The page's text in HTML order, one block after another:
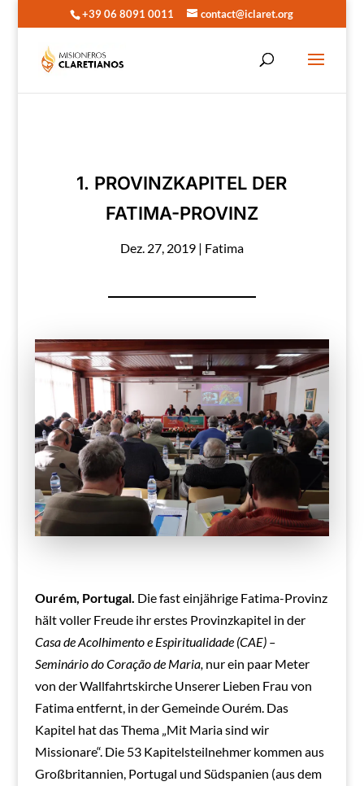
+39 06 8091 0011 contact@iclaret.org
1. PROVINZKAPITEL DER
FATIMA-PROVINZ
Dez. 27, 2019| Fatima
Ourém, Portugal. Die fast einjährige Fatima-Provinz
hält voller Freude ihr erstes Provinzkapitel in der
Casa de Acolhimento e Espiritualidade (CAE) –
Seminário do Coração de Maria, nur ein paar Meter
von der Wallfahrtskirche Unserer Lieben Frau von
Fatima entfernt, in der Gemeinde Ourém. Das
Kapitel hat das Thema „Mit Maria sind wir
Missionare“. Die 53 Kapitelsteilnehmer kommen aus
Großbritannien, Portugal und Südspanien (aus dem